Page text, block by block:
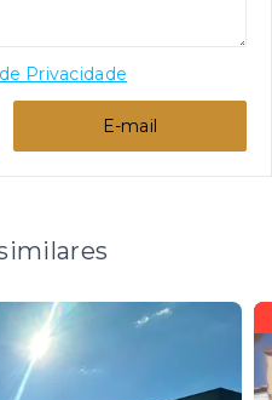
Privacidade
E-mail